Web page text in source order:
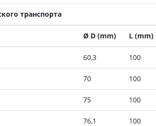
транспорта
Ø D (mm) L (mm)
60,3 100
70 100
75 100
76,1 100